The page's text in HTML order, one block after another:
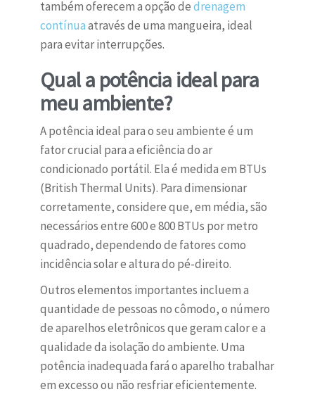
também oferecem a opção dedrenagem
contínuaatravés de uma mangueira, ideal
para evitar interrupções.
Qual a potência ideal para
meu ambiente?
A potência ideal para o seu ambiente é um
fator crucial para a eficiência do ar
condicionado portátil. Ela é medida em BTUs
(British Thermal Units). Para dimensionar
corretamente, considere que, em média, são
necessários entre 600 e 800 BTUs por metro
quadrado, dependendo de fatores como
incidência solar e altura do pé-direito.
Outros elementos importantes incluem a
quantidade de pessoas no cômodo, o número
de aparelhos eletrônicos que geram calor e a
qualidade da isolação do ambiente. Uma
potência inadequada fará o aparelho trabalhar
em excesso ou não resfriar eficientemente.